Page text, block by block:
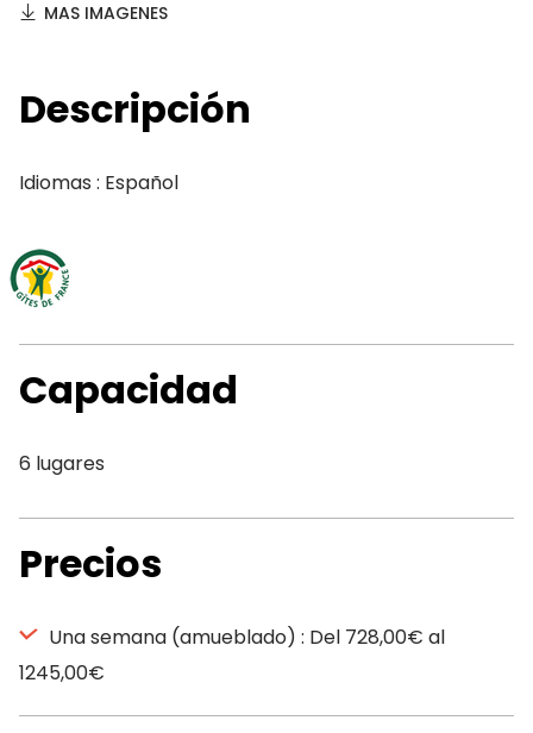
MAS IMAGENES
Descripción
Idiomas : Español
Capacidad
6 lugares
Precios
Una semana (amueblado) : Del 728,00€ al
1245,00€